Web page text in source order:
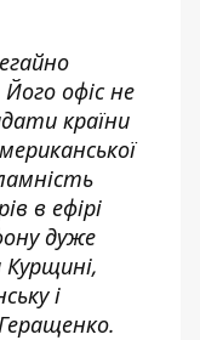
офіс не
країни
в ефірі
дуже
Курщині,
і